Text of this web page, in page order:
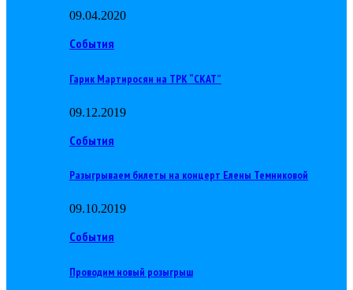
09.04.2020
События
Гарик Мартиросян на ТРК “СКАТ”
09.12.2019
События
Разыгрываем билеты на концерт Елены Темниковой
09.10.2019
События
Проводим новый розыгрыш